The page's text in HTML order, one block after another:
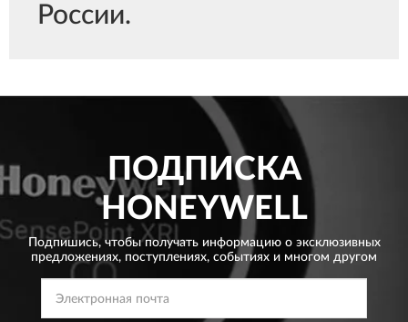
России.
ПОДПИСКА
HONEYWELL
Подпишись, чтобы получать информацию о эксклюзивных
предложениях, поступлениях, событиях и многом другом